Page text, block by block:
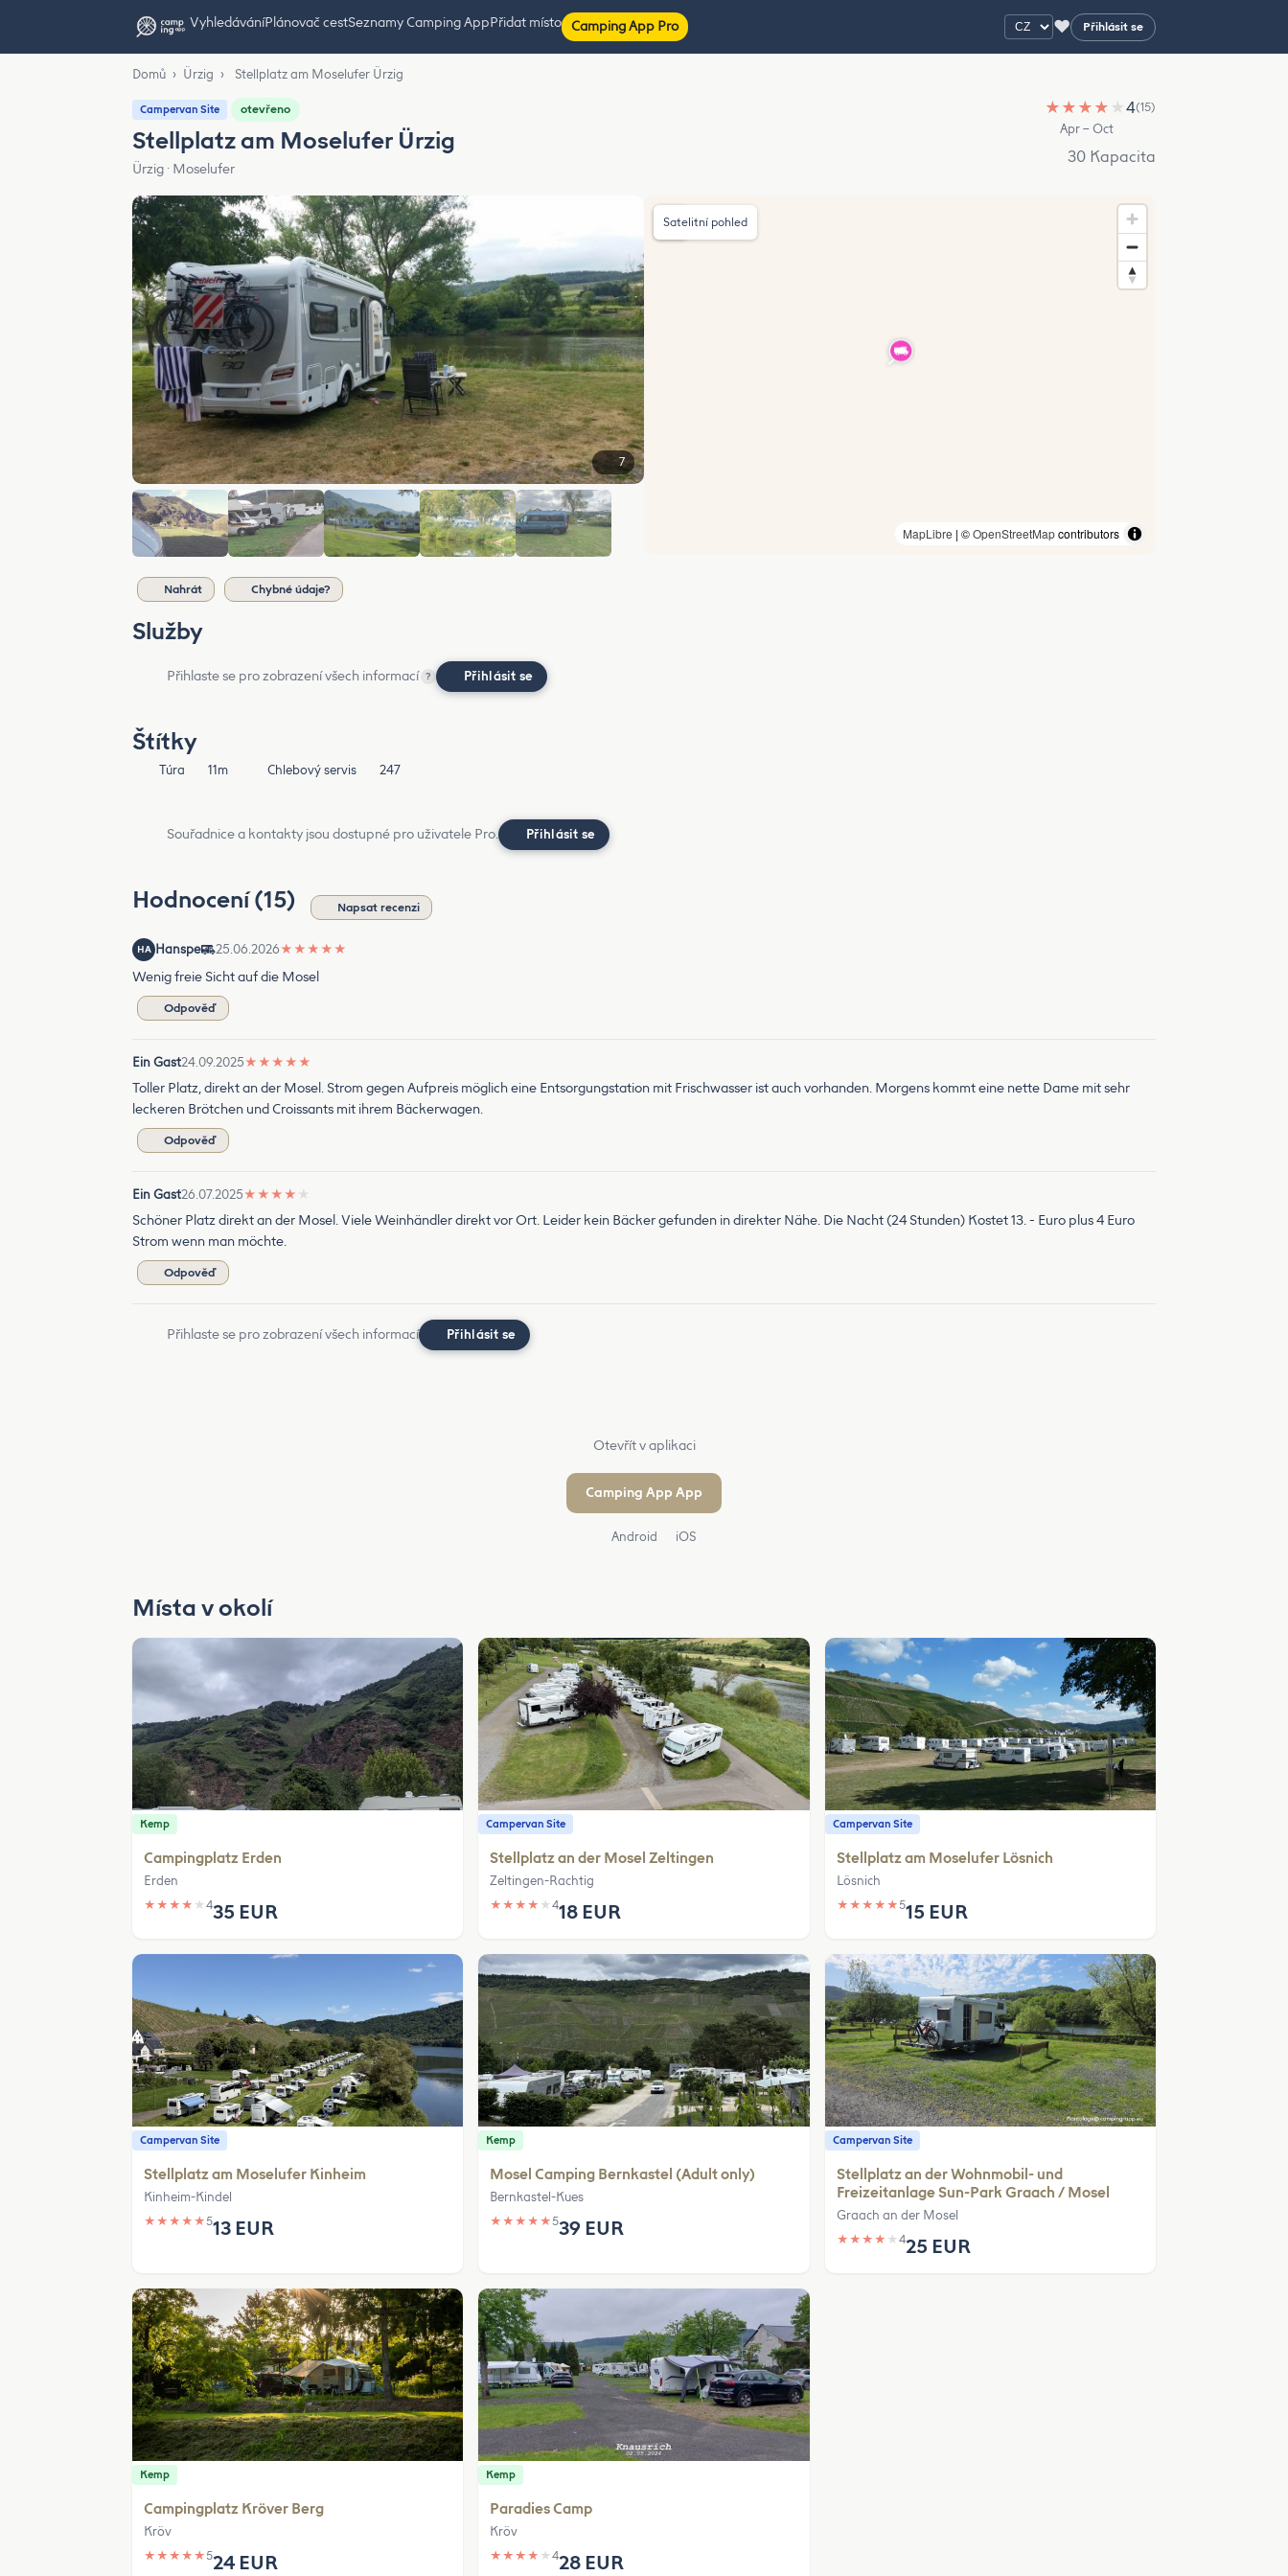
VyhledáváníPlánovač cestSeznamy Camping AppPřidat místo Camping App Pro ♥ Přihlásit se
Domů › Ürzig › Stellplatz am Moselufer Ürzig
Campervan Site otevřeno
Stellplatz am Moselufer Ürzig
Ürzig · Moselufer
★ ★ ★ ★ ★4(15)
Apr – Oct
30 Kapacita
7
MapLibre | ©OpenStreetMapcontributors
Satelitní pohled
Nahrát Chybné údaje?
Služby
Přihlaste se pro zobrazení všech informací ? Přihlásit se
Štítky
Túra 11m Chlebový servis 247
Souřadnice a kontakty jsou dostupné pro uživatele Pro. Přihlásit se
Hodnocení (15) Napsat recenzi
HA Hanspe 25.06.2026★ ★ ★ ★ ★
Wenig freie Sicht auf die Mosel
Odpověď
Ein Gast24.09.2025★ ★ ★ ★ ★
Toller Platz, direkt an der Mosel. Strom gegen Aufpreis möglich eine Entsorgungstation mit Frischwasser ist auch vorhanden. Morgens kommt eine nette Dame mit sehr
leckeren Brötchen und Croissants mit ihrem Bäckerwagen.
Odpověď
Ein Gast26.07.2025★ ★ ★ ★ ★
Schöner Platz direkt an der Mosel. Viele Weinhändler direkt vor Ort. Leider kein Bäcker gefunden in direkter Nähe. Die Nacht (24 Stunden) Kostet 13. - Euro plus 4 Euro
Strom wenn man möchte.
Odpověď
Přihlaste se pro zobrazení všech informací Přihlásit se
Otevřít v aplikaci
Camping App App
Android iOS
Místa v okolí
Kemp
Campingplatz Erden
Erden
★ ★ ★ ★ ★ 435 EUR
Campervan Site
Stellplatz an der Mosel Zeltingen
Zeltingen-Rachtig
★ ★ ★ ★ ★418 EUR
Campervan Site
Stellplatz am Moselufer Lösnich
Lösnich
★ ★ ★ ★ ★515 EUR
Campervan Site
Stellplatz am Moselufer Kinheim
Kinheim-Kindel
★ ★ ★ ★ ★513 EUR
Kemp
Mosel Camping Bernkastel (Adult only)
Bernkastel-Kues
★ ★ ★ ★ ★539 EUR
Campervan Site
Stellplatz an der Wohnmobil- und
Freizeitanlage Sun-Park Graach / Mosel
Graach an der Mosel
★ ★ ★ ★ ★ 425 EUR
Kemp
Campingplatz Kröver Berg
Kröv
★ ★ ★ ★ ★524 EUR
Kemp
Paradies Camp
Kröv
★ ★ ★ ★ ★428 EUR